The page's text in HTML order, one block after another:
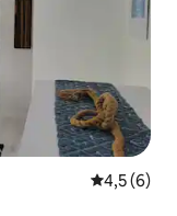
4,5 de
4,5 (6)